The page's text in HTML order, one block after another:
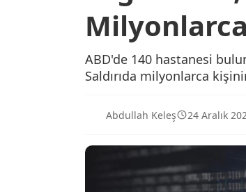
ABD'de 140 hastanesi
Saldırıda milyonlarca
Abdullah Keleş 24 Aralık